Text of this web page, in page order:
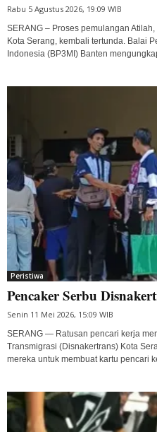
Rabu 5 Agustus 2026, 19:09 WIB
SERANG – Proses pemulangan
Kota Serang, kembali tertunda. Balai
Indonesia (BP3MI) Banten
Peristiwa
Pencaker Serbu
Senin 11 Mei 2026, 15:09 WIB
SERANG — Ratusan pencari kerja
Transmigrasi (Disnakertrans) Kota
mereka untuk membuat kartu pencari